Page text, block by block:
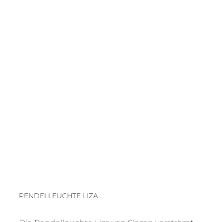
PENDELLEUCHTE LIZA